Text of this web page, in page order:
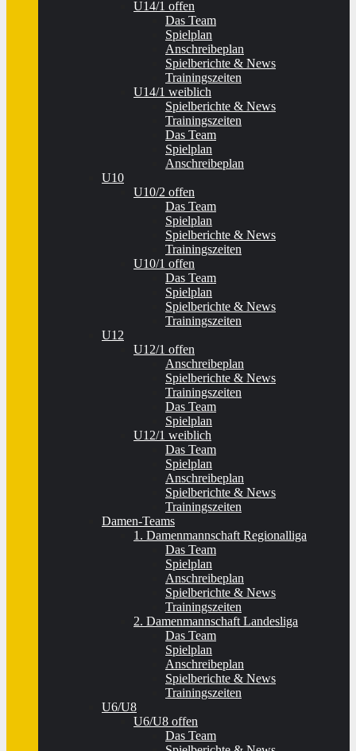
U14/1 offen
Das Team
Spielplan
Anschreibeplan
Spielberichte & News
Trainingszeiten
U14/1 weiblich
Spielberichte & News
Trainingszeiten
Das Team
Spielplan
Anschreibeplan
U10
U10/2 offen
Das Team
Spielplan
Spielberichte & News
Trainingszeiten
U10/1 offen
Das Team
Spielplan
Spielberichte & News
Trainingszeiten
U12
U12/1 offen
Anschreibeplan
Spielberichte & News
Trainingszeiten
Das Team
Spielplan
U12/1 weiblich
Das Team
Spielplan
Anschreibeplan
Spielberichte & News
Trainingszeiten
Damen-Teams
1. Damenmannschaft Regionalliga
Das Team
Spielplan
Anschreibeplan
Spielberichte & News
Trainingszeiten
2. Damenmannschaft Landesliga
Das Team
Spielplan
Anschreibeplan
Spielberichte & News
Trainingszeiten
U6/U8
U6/U8 offen
Das Team